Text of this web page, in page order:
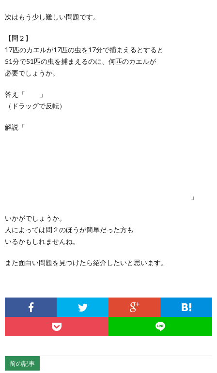
次はもう少し難しい問題です。
【問２】
17匹のカエルが17匹の虫を17分で捕まえるとすると
51分で51匹の虫を捕まえるのに、何匹のカエルが
必要でしょうか。
答え「
」
（ドラッグで反転）
解説「
」
いかがでしょうか。
人によっては問２のほうが簡単だった方も
いるかもしれませんね。
また面白い問題を見つけたら紹介したいと思います。
前の記事